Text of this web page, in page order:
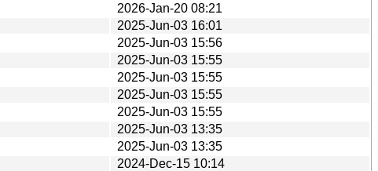
2026-Jan-20 08:21
2025-Jun-03 16:01
2025-Jun-03 15:56
2025-Jun-03 15:55
2025-Jun-03 15:55
2025-Jun-03 15:55
2025-Jun-03 15:55
2025-Jun-03 13:35
2025-Jun-03 13:35
2024-Dec-15 10:14